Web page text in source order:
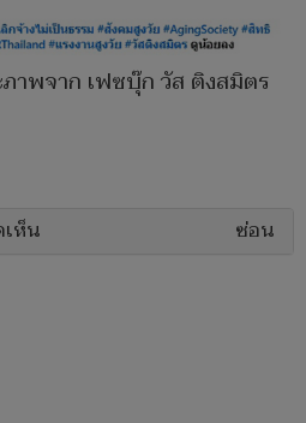
าพจาก เฟซบุ๊ก วัส ติงสมิตร
เห็น ซ่อน